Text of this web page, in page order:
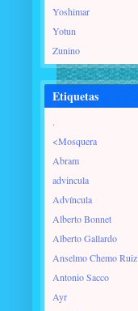
Yoshimar
Yotun
Zunino
Etiquetas
.
<Mosquera
Abram
advincula
Advíncula
Alberto Bonnet
Alberto Gallardo
Anselmo Chemo Ruiz
Antonio Sacco
Ayr